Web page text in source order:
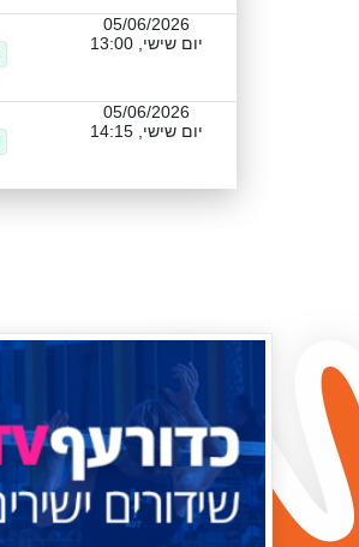
05/06/2026
יום שישי, 13:00
05/06/2026
יום שישי, 14:15